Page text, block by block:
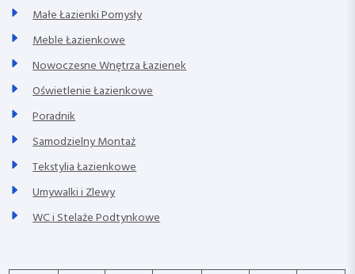
Małe Łazienki Pomysły
Meble Łazienkowe
Nowoczesne Wnętrza Łazienek
Oświetlenie Łazienkowe
Poradnik
Samodzielny Montaż
Tekstylia Łazienkowe
Umywalki i Zlewy
WC i Stelaże Podtynkowe